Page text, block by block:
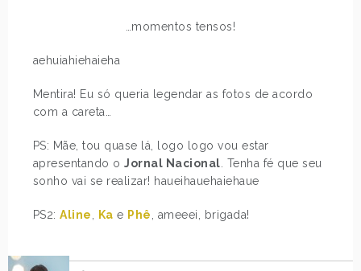
…momentos tensos!
aehuiahiehaieha
Mentira! Eu só queria legendar as fotos de acordo
com a careta…
PS: Mãe, tou quase lá, logo logo vou estar
apresentando oJornal Nacional . Tenha fé que seu
sonho vai se realizar! haueihauehaiehaue
PS2:Aline Ka e Phê , ameeei, brigada!